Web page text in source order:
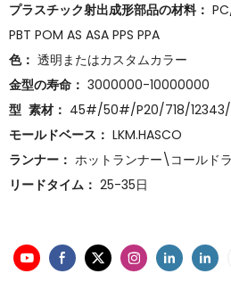
プラスチック射出成形部品の材料：
PBT POM AS ASA PPS PPA
色： 透明またはカスタムカラー
金型の寿命： 3000000-10000000
型 素材： 45#/50#/P20/718/12343/
モールドベース： LKM.HASCO
ランナー： ホットランナー\コールド
リードタイム： 25-35日